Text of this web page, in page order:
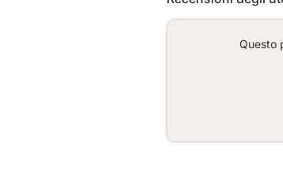
Questo